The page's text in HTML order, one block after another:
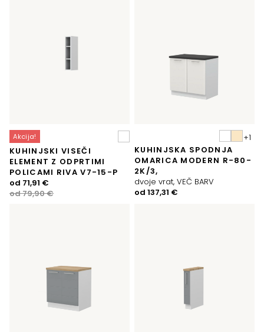
Akcija!
KUHINJSKI VISEČI
ELEMENT Z ODPRTIMI
POLICAMI RIVA V7-15-P
od79,90€
Izvirna
cena
od 71,91 €
Trenutna
cena
KUHINJSKA SPODNJA
OMARICA MODERN R-80-
2K/3,
dvoje vrat, VEČ BARV
od 137,31 €